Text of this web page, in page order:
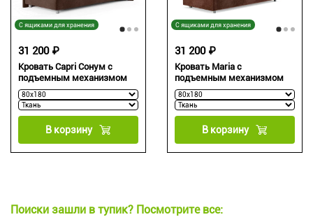
С ящиками для хранения
Кровать Capri Сонум с
подъемным механизмом
31 200 ₽
В корзину
С ящиками для хранения
Кровать Maria с
подъемным механизмом
31 200 ₽
В корзину
Поиски зашли в тупик? Посмотрите все: